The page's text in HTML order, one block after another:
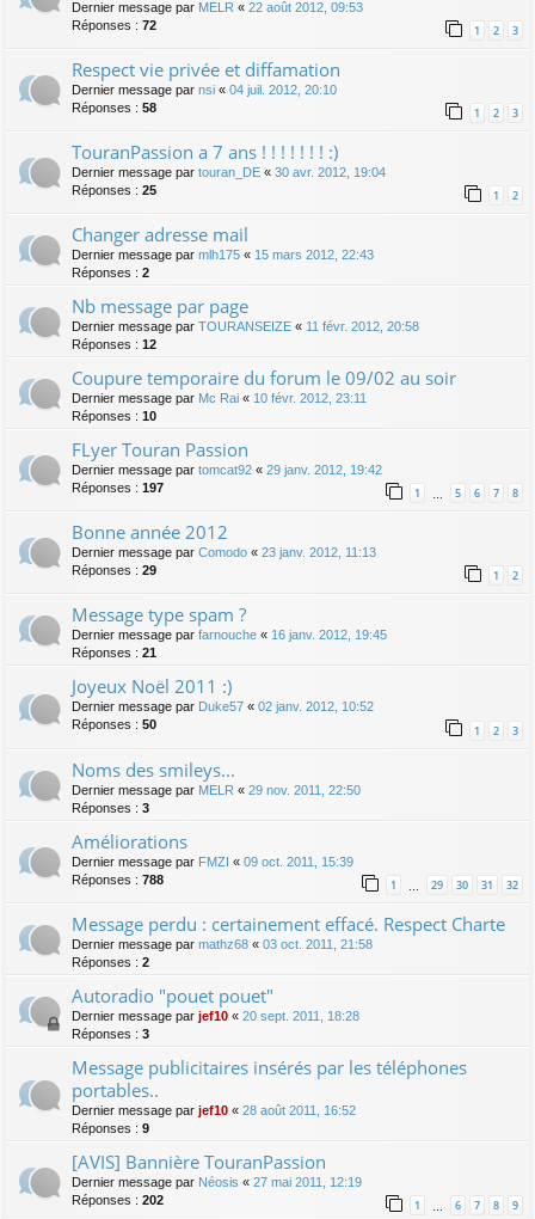
Dernier message par MELR « 22 août 2012, 09:53
Réponses : 72 1 2 3
Respect vie privée et diffamation
Dernier message par nsi « 04 juil. 2012, 20:10
Réponses : 58 1 2 3
TouranPassion a 7 ans ! ! ! ! ! ! ! :)
Dernier message par touran_DE « 30 avr. 2012, 19:04
Réponses : 25 1 2
Changer adresse mail
Dernier message par mlh175 « 15 mars 2012, 22:43
Réponses : 2
Nb message par page
Dernier message par TOURANSEIZE « 11 févr. 2012, 20:58
Réponses : 12
Coupure temporaire du forum le 09/02 au soir
Dernier message par Mc Rai « 10 févr. 2012, 23:11
Réponses : 10
FLyer Touran Passion
Dernier message par tomcat92 « 29 janv. 2012, 19:42
Réponses : 197 1 … 5 6 7 8
Bonne année 2012
Dernier message par Comodo « 23 janv. 2012, 11:13
Réponses : 29 1 2
Message type spam ?
Dernier message par farnouche « 16 janv. 2012, 19:45
Réponses : 21
Joyeux Noël 2011 :)
Dernier message par Duke57 « 02 janv. 2012, 10:52
Réponses : 50 1 2 3
Noms des smileys...
Dernier message par MELR « 29 nov. 2011, 22:50
Réponses : 3
Améliorations
Dernier message par FMZI « 09 oct. 2011, 15:39
Réponses : 788 1 29 30 31 32
Message perdu : certainement effacé. Respect Charte
Dernier message par mathz68 « 03 oct. 2011, 21:58
Réponses : 2
Autoradio "pouet pouet"
Dernier message par jef10 « 20 sept. 2011, 18:28
Réponses : 3
Message publicitaires insérés par les téléphones
portables..
Dernier message par jef10 « 28 août 2011, 16:52
Réponses : 9
[AVIS] Bannière TouranPassion
Dernier message par Néosis « 27 mai 2011, 12:19
Réponses : 202 1 6 7 8 9